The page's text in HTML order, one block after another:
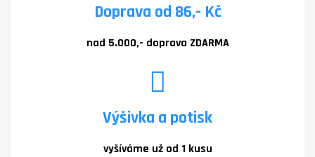
Doprava od 86,- Kč
nad 5.000,- doprava ZDARMA
Výšivka a potisk
vyšíváme už od 1 kusu